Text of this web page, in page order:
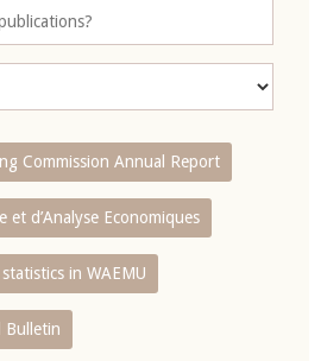
Commission Annual Report
et d’Analyse Economiques
in WAEMU
Bulletin